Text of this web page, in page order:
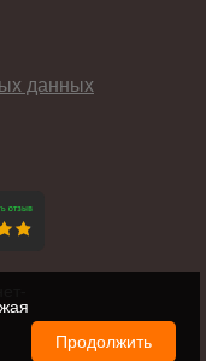
данных
Продолжить